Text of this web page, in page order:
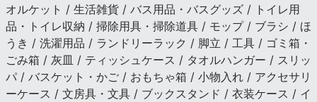
オルケット / 生活雑貨 / バス用品・バスグッズ / トイレ用
品・トイレ収納 / 掃除用具・掃除道具 / モップ / ブラシ / ほ
うき / 洗濯用品 / ランドリーラック / 脚立 / 工具 / ゴミ箱・
ごみ箱 / 灰皿 / ティッシュケース / タオルハンガー / スリッ
パ / バスケット・かご / おもちゃ箱 / 小物入れ / アクセサリ
ーケース / 文房具・文具 / ブックスタンド / 衣装ケース / イ